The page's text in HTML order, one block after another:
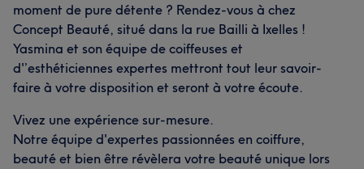
moment de pure détente ? Rendez-vous à chez
Concept Beauté, situé dans la rue Bailli à Ixelles !
Yasmina et son équipe de coiffeuses et
d'’esthéticiennes expertes mettront tout leur savoir-
faire à votre disposition et seront à votre écoute.
Vivez une expérience sur-mesure.
Notre équipe d'expertes passionnées en coiffure,
beauté et bien être révèlera votre beauté unique lors